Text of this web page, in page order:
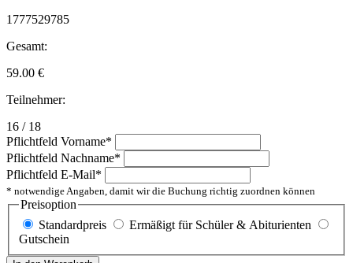
1777529785
Gesamt:
59.00 €
Teilnehmer:
16 / 18
Pflichtfeld Vorname*
Pflichtfeld Nachname*
Pflichtfeld E-Mail*
* notwendige Angaben, damit wir die Buchung richtig zuordnen können
Preisoption
Standardpreis
Ermäßigt für Schüler & Abiturienten
Gutschein